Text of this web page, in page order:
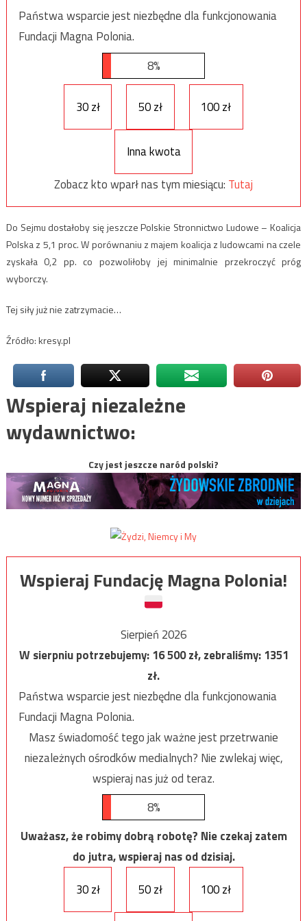
Państwa wsparcie jest niezbędne dla funkcjonowania
Fundacji Magna Polonia.
8%
30 zł 50 zł 100 zł
Inna kwota
Zobacz kto wparł nas tym miesiącu: Tutaj
Do Sejmu dostałoby się jeszcze Polskie Stronnictwo Ludowe – Koalicja
Polska z 5,1 proc. W porównaniu z majem koalicja z ludowcami na czele
zyskała 0,2 pp. co pozwoliłoby jej minimalnie przekroczyć próg
wyborczy.
Tej siły już nie zatrzymacie…
Źródło: kresy.pl
Wspieraj niezależne
wydawnictwo:
Czy jest jeszcze naród polski?
Wspieraj Fundację Magna Polonia!
Sierpień 2026
W sierpniu potrzebujemy:16 500zł, zebraliśmy:1351
zł.
Państwa wsparcie jest niezbędne dla funkcjonowania
Fundacji Magna Polonia.
Masz świadomość tego jak ważne jest przetrwanie
niezależnych ośrodków medialnych? Nie zwlekaj więc,
wspieraj nas już od teraz.
8%
Uważasz, że robimy dobrą robotę? Nie czekaj zatem
do jutra, wspieraj nas od dzisiaj.
30 zł
50 zł 100 zł